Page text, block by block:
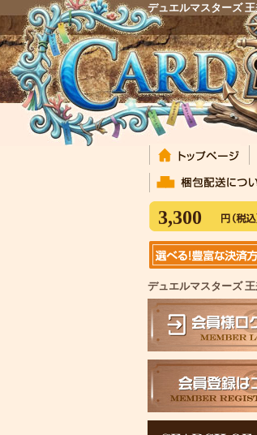
デュエルマスターズ
3,300
デュエルマスターズ